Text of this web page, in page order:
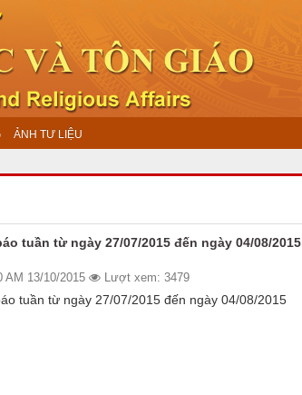
ẢNH TƯ LIỆU
tuần từ ngày 27/07/2015 đến ngày 04/08/2015
AM 13/10/2015 Lượt xem: 3479
tuần từ ngày 27/07/2015 đến ngày 04/08/2015